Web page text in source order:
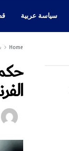
سياسة عربية
Home